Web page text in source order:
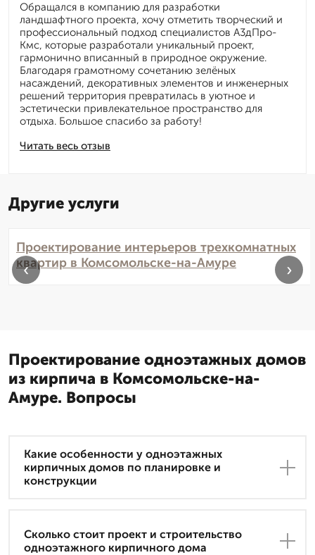
Читать весь отзыв
Обращался в компанию для разработки
ландшафтного проекта, хочу отметить творческий и
профессиональный подход специалистов А3дПро-
Кмс, которые разработали уникальный проект,
гармонично вписанный в природное окружение.
Благодаря грамотному сочетанию зелёных
насаждений, декоративных элементов и инженерных
решений территория превратилась в уютное и
эстетически привлекательное пространство для
отдыха. Большое спасибо за работу!
Другие услуги
Проектирование интерьеров трехкомнатных
квартир в Комсомольске-на-Амуре
‹ ›
Проектирование одноэтажных домов
из кирпича в Комсомольске-на-
Амуре. Вопросы
Какие особенности у одноэтажных
кирпичных домов по планировке и
конструкции
Сколько стоит проект и строительство
одноэтажного кирпичного дома